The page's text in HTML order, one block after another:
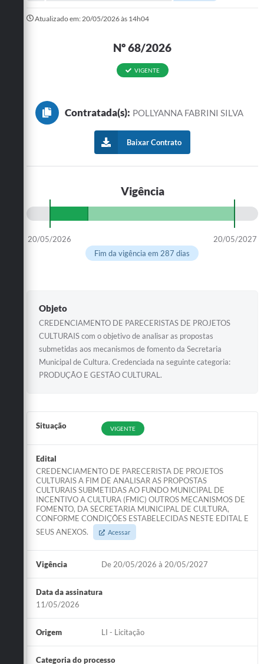
Atualizado em: 20/05/2026 às 14h04
Nº 68/2026
VIGENTE
Contratada(s): POLLYANNA FABRINI SILVA
Baixar Contrato
Vigência
20/05/2026
20/05/2027
Fim da vigência em 287 dias
Objeto
CREDENCIAMENTO DE PARECERISTAS DE PROJETOS
CULTURAIS com o objetivo de analisar as propostas
submetidas aos mecanismos de fomento da Secretaria
Municipal de Cultura. Credenciada na seguinte categoria:
PRODUÇÃO E GESTÃO CULTURAL.
Situação VIGENTE
Edital
CREDENCIAMENTO DE PARECERISTA DE PROJETOS
CULTURAIS A FIM DE ANALISAR AS PROPOSTAS
CULTURAIS SUBMETIDAS AO FUNDO MUNICIPAL DE
INCENTIVO A CULTURA (FMIC) OUTROS MECANISMOS DE
FOMENTO, DA SECRETARIA MUNICIPAL DE CULTURA,
CONFORME CONDIÇÕES ESTABELECIDAS NESTE EDITAL E
SEUS ANEXOS.
Acessar
Vigência De 20/05/2026 à 20/05/2027
Data da assinatura
11/05/2026
Origem LI - Licitação
Categoria do processo